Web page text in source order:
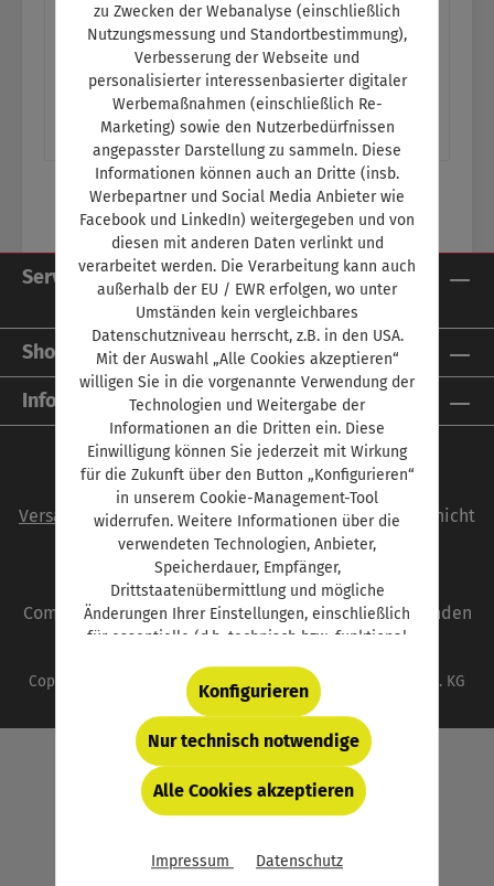
Beschreibung
Titelthema: Neuer deutscher MeisterDas
Finale der deutschen Meisterschaft der Kfz-
Mechatroniker fand in Hamburg statt Ein Th…
Mehr
Service-Hotline
Shop Service
Informationen
Alle Preise inkl. gesetzl. Mehrwertsteuer zzgl.
Versandkostenund ggf. Nachnahmegebühren, wenn nicht
anders angegeben.
autoFACHMANN ist eine Marke der Vogel
Communications Group. Unser gesamtes Angebot finden
Sie unterwww.vogel.de.
Copyright © 2026 Vogel Communications Group GmbH & Co. KG
zu Zwecken der Webanalyse (einschließlich
Nutzungsmessung und Standortbestimmung),
Verbesserung der Webseite und
personalisierter interessenbasierter digitaler
Werbemaßnahmen (einschließlich Re-
Marketing) sowie den Nutzerbedürfnissen
angepasster Darstellung zu sammeln. Diese
Informationen können auch an Dritte (insb.
Werbepartner und Social Media Anbieter wie
Facebook und LinkedIn) weitergegeben und von
diesen mit anderen Daten verlinkt und
verarbeitet werden. Die Verarbeitung kann auch
außerhalb der EU / EWR erfolgen, wo unter
Umständen kein vergleichbares
Datenschutzniveau herrscht, z.B. in den USA.
Mit der Auswahl „Alle Cookies akzeptieren“
willigen Sie in die vorgenannte Verwendung der
Technologien und Weitergabe der
Informationen an die Dritten ein. Diese
Einwilligung können Sie jederzeit mit Wirkung
für die Zukunft über den Button „Konfigurieren“
in unserem Cookie-Management-Tool
widerrufen. Weitere Informationen über die
verwendeten Technologien, Anbieter,
Speicherdauer, Empfänger,
Drittstaatenübermittlung und mögliche
Änderungen Ihrer Einstellungen, einschließlich
für essentielle (d.h. technisch bzw. funktional
verlinkten Datenschutzerklärung und hinter
dem Button „Konfigurieren“.
Nur technisch notwendige
Konfigurieren
Alle Cookies akzeptieren
Impressum Datenschutz